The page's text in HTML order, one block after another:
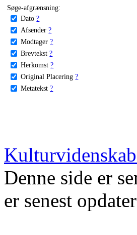
Søge-afgrænsning:
Dato ?
Afsender ?
Modtager ?
Brevtekst ?
Herkomst ?
Original Placering ?
Metatekst ?
Denne side er
er senest